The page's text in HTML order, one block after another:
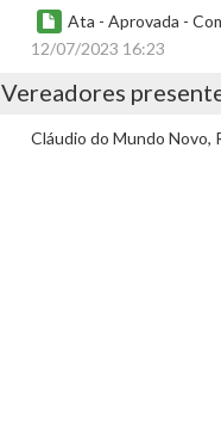
Ata - Aprovada -
12/07/2023 16:23
Vereadores
Cláudio do Mundo Novo,